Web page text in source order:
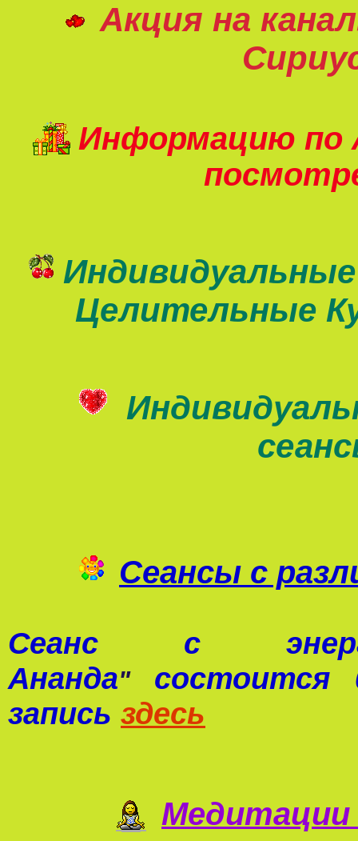
Акция на
Информацию по
Целительные
Сеансы с
Сеанс с
Ананда"
состоится
запись здесь
Медитации